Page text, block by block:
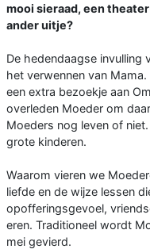
mooi sieraad, een
ander uitje?
De hedendaagse
het verwennen van
een extra bezoekje aan
overleden Moeder om
Moeders nog leven of
grote kinderen.
Waarom vieren we
liefde en de wijze lessen
opofferingsgevoel,
eren. Traditioneel wordt
mei gevierd.